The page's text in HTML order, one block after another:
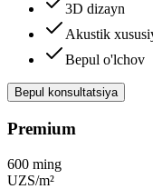
3D dizayn
Akustik
Bepul o'lchov
Bepul konsultatsiya
Premium
600 ming
UZS/m²